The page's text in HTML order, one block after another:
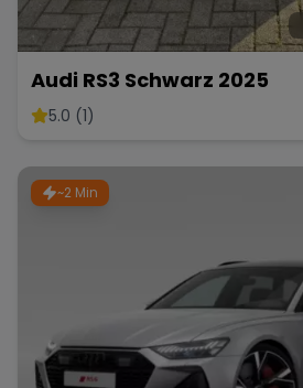
Audi RS3 Schwarz 2025
5.0 (1)
~2 Min